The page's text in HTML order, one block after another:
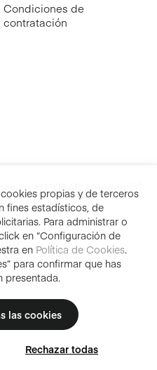
Condiciones de
contratación
Visitar MY DRAP América
propias y de terceros
fines estadísticos, de
Para administrar o
en “Configuración de
en Política de Cookies.
para confirmar que has
presentada.
las cookies
Rechazar todas